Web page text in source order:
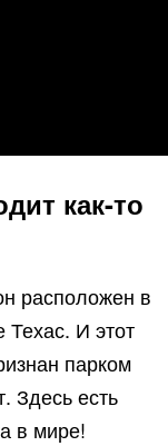
как-то
расположен в
И этот
парком
Здесь есть
в мире!